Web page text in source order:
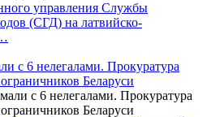
управления Службы
(СГД) на латвийско-
с 6 нелегалами. Прокуратура
Беларуси